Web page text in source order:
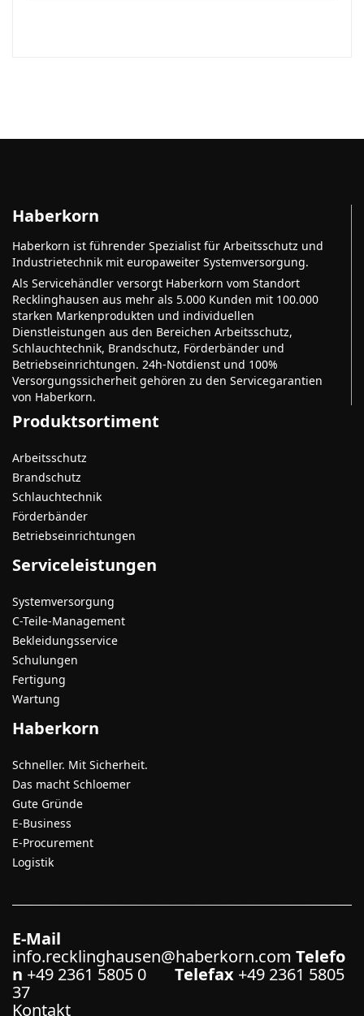
Haberkorn
Haberkorn ist führender Spezialist für Arbeitsschutz und
Industrietechnik mit europaweiter Systemversorgung.
Als Servicehändler versorgt Haberkorn vom Standort
Recklinghausen aus mehr als 5.000 Kunden mit 100.000
starken Markenprodukten und individuellen
Dienstleistungen aus den Bereichen Arbeitsschutz,
Schlauchtechnik, Brandschutz, Förderbänder und
Betriebseinrichtungen. 24h-Notdienst und 100%
Versorgungssicherheit gehören zu den Servicegarantien
von Haberkorn.
Produktsortiment
Arbeitsschutz
Brandschutz
Schlauchtechnik
Förderbänder
Betriebseinrichtungen
Serviceleistungen
Systemversorgung
C-Teile-Management
Bekleidungsservice
Schulungen
Fertigung
Wartung
Haberkorn
Schneller. Mit Sicherheit.
Das macht Schloemer
Gute Gründe
E-Business
E-Procurement
Logistik
E-Mail
info.recklinghausen@haberkorn.com Telefo
n +49 2361 5805 0 Telefax +49 2361 5805
37
Kontakt